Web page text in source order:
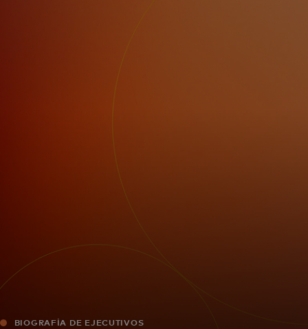
Para empresas
BIOGRAFÍA DE EJECUTIVOS